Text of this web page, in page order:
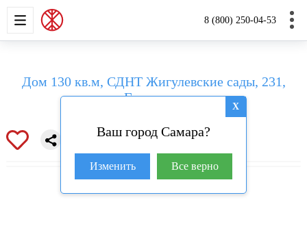
8 (800) 250-04-53
НОВОСТРОЙКИ ДОМА И
X
Ваш город Самара?
Изменить Все верно
Дом 130 кв.м, СДНТ Жигулевские сады, 231,
Гаванская